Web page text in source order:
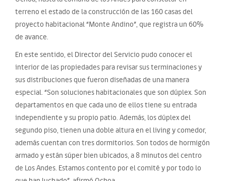
terreno el estado de la construcción de las 160 casas del
proyecto habitacional “Monte Andino”, que registra un 60%
de avance.
En este sentido, el Director del Servicio pudo conocer el
interior de las propiedades para revisar sus terminaciones y
sus distribuciones que fueron diseñadas de una manera
especial. “Son soluciones habitacionales que son dúplex. Son
departamentos en que cada uno de ellos tiene su entrada
independiente y su propio patio. Además, los dúplex del
segundo piso, tienen una doble altura en el living y comedor,
además cuentan con tres dormitorios. Son todos de hormigón
armado y están súper bien ubicados, a 8 minutos del centro
de Los Andes. Estamos contento por el comité y por todo lo